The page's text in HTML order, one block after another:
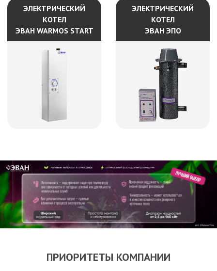
ЭЛЕКТРИЧЕСКИЙ
КОТЕЛ
ЭВАН WARMOS START
ЭЛЕКТРИЧЕСКИЙ
КОТЕЛ
ЭВАН ЭПО
ПРИОРИТЕТЫ КОМПАНИИ